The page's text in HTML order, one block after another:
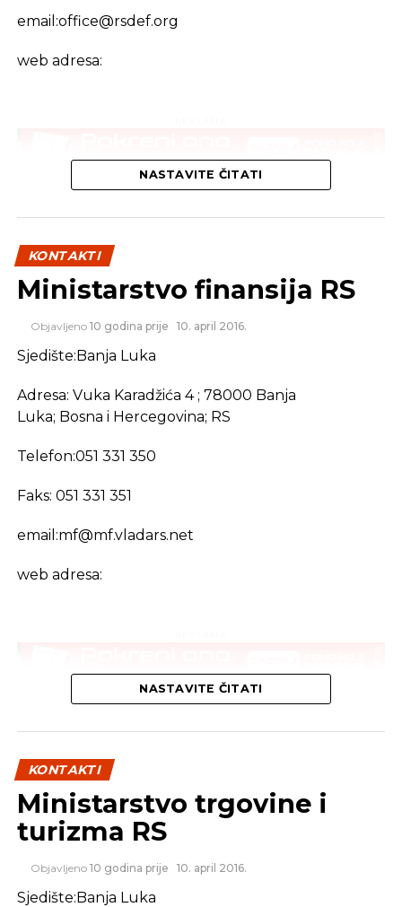
email:office@rsdef.org
web adresa:
NASTAVITE ČITATI
KONTAKTI
Ministarstvo finansija RS
Objavljeno 10 godina prije 10. april 2016.
Sjedište:Banja Luka
Adresa: Vuka Karadžića 4 ; 78000 Banja
Luka; Bosna i Hercegovina; RS
Telefon:051 331 350
Faks: 051 331 351
email:mf@mf.vladars.net
web adresa:
NASTAVITE ČITATI
KONTAKTI
Ministarstvo trgovine i
turizma RS
Objavljeno 10 godina prije 10. april 2016.
Sjedište:Banja Luka